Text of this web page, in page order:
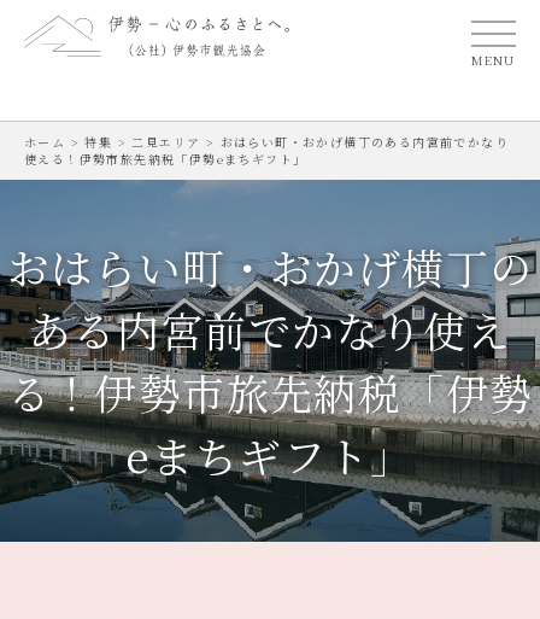
MENU
ホーム >特集 >二見エリア > おはらい町・おかげ横丁のある内宮前でかなり
使える！伊勢市旅先納税「伊勢eまちギフト」
おはらい町・おかげ横丁の
ある内宮前でかなり使え
る！伊勢市旅先納税「伊勢
eまちギフト」